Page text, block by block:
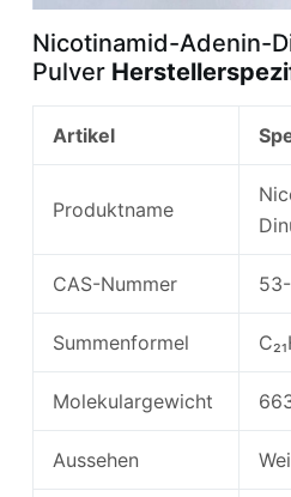
Nicotinamid-Adenin-
Pulver
Artikel
Produktname
CAS-Nummer
Summenformel
Molekulargewicht
Aussehen